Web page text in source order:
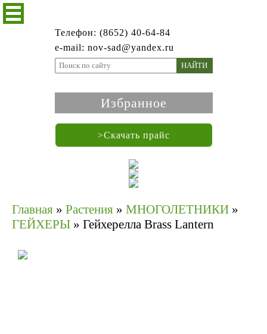
Телефон: (8652) 40-64-84
e-mail: nov-sad@yandex.ru
НАЙТИ
Избранное
>Скачать прайс
Главная » Растения » МНОГОЛЕТНИКИ »
ГЕЙХЕРЫ » Гейхерелла Brass Lantern